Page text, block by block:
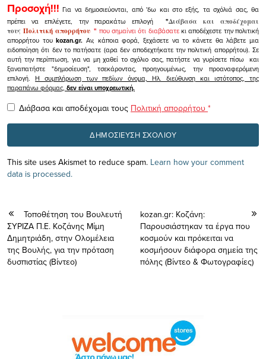
Προσοχή!!! Για να δημοσιεύονται, από 'δω και στο εξής, τα σχόλιά σας, θα
πρέπει να επιλέγετε, την παρακάτω επιλογή
"Διάβασα και αποδέχομαι
τουςΠολιτική απορρήτου" που σημαίνει ότι διαβάσατεκι αποδέχεστε την πολιτική
απορρήτου τουkozan.gr. Αν, κάποια φορά, ξεχάσετε να το κάνετε θα λάβετε μια
ειδοποίηση ότι δεν το πατήσατε (αρα δεν αποδεχτήκατε την πολιτική απορρήτου). Σε
αυτή την περίπτωση, για να μη χαθεί το σχόλιο σας, πατήστε να γυρίσετε πίσω και
ξαναπατήστε "δημοσίευση", τσεκάροντας, προηγουμένως, την προαναφερόμενη
επιλογή.Η συμπλήρωση των πεδίων όνομα, Ηλ. διεύθυνση και ιστότοπος, της
παραπάνω φόρμας, δεν είναι υποχρεωτική.
Διάβασα και αποδέχομαι τους Πολιτική απορρήτου *
This site uses Akismet to reduce spam. Learn how your comment
data is processed.
Τοποθέτηση του Βουλευτή
ΣΥΡΙΖΑ Π.Ε. Κοζάνης Μίμη
Δημητριάδη, στην Ολομέλεια
της Βουλής, για την πρόταση
δυσπιστίας (Βίντεο)
kozan.gr: Κοζάνη:
Παρουσιάστηκαν τα έργα που
κοσμούν και πρόκειται να
κοσμήσουν διάφορα σημεία της
πόλης (Βίντεο & Φωτογραφίες)